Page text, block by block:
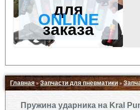
для
ONLINE
заказа
Главная»Запчасти для пневматики »
Пружина ударника на Kral